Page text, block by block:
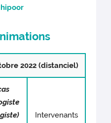
2022 (distanciel)
Intervenants